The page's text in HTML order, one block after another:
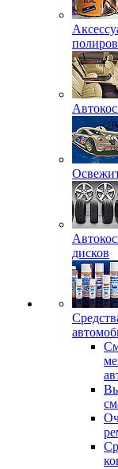
дисков